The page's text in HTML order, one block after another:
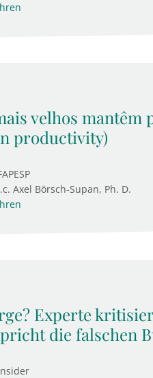
velhos mantêm
productivity)
Axel Börsch-Supan, Ph. D.
Experte
die falschen